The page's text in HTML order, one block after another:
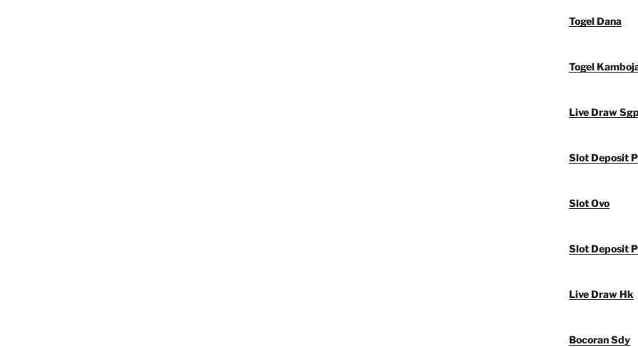
Togel Dana
Togel
Live Draw
Slot Deposit
Slot Ovo
Slot Deposit
Live Draw Hk
Bocoran Sdy